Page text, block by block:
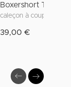
Boxershort Thomas
39,00 €